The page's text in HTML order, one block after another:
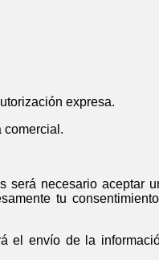
expresa.
comercial.
será necesario aceptar
tu
el envío de la